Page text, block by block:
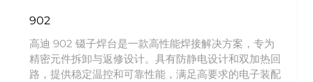
902
高迪 902 镊子焊台是一款高性能焊接解决方案，专为
精密元件拆卸与返修设计。具有防静电设计和双加热回
路，提供稳定温控和可靠性能，满足高要求的电子装配